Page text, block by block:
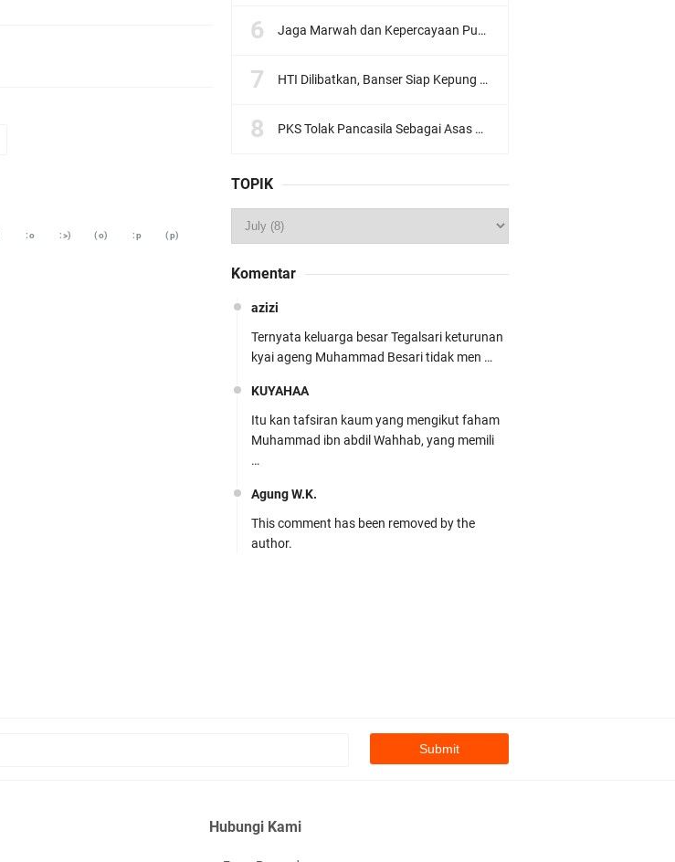
:o :>) (o) :p (p)
Jaga Marwah dan Kepercayaan Publik, Ratusan Guru Ngaji Kota Malang Serukan Deklarasi Ramah Anak
HTI Dilibatkan, Banser Siap Kepung Gedung Sate, Jawa Barat
PKS Tolak Pancasila Sebagai Asas Utama Ormas, Ini Komentar PBNU
TOPIK
Komentar
azizi
Ternyata keluarga besar Tegalsari keturunan
kyai ageng Muhammad Besari tidak men …
KUYAHAA
Itu kan tafsiran kaum yang mengikut faham
Muhammad ibn abdil Wahhab, yang memili
…
Agung W.K.
This comment has been removed by the
author.
.::.arifLewisape.::.
Hubungi Kami